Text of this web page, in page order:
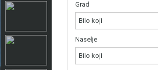
Grad
Bilo koji
Naselje
Bilo koji